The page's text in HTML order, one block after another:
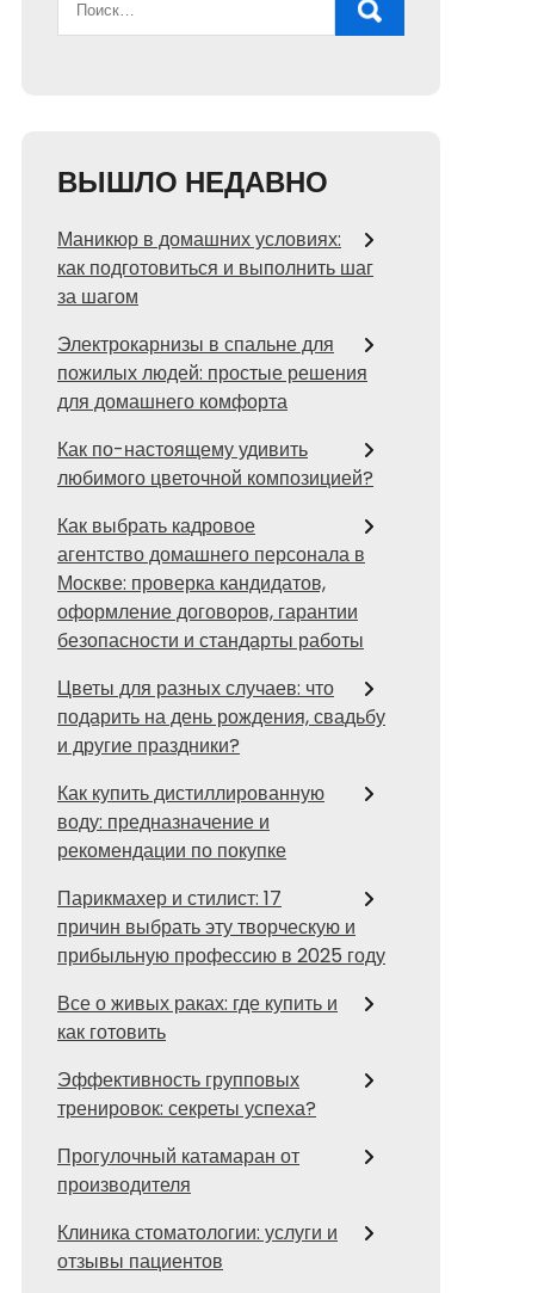
ВЫШЛО НЕДАВНО
Маникюр в домашних условиях:
как подготовиться и выполнить шаг
за шагом
Электрокарнизы в спальне для
пожилых людей: простые решения
для домашнего комфорта
Как по-настоящему удивить
любимого цветочной композицией?
Как выбрать кадровое
агентство домашнего персонала в
Москве: проверка кандидатов,
оформление договоров, гарантии
безопасности и стандарты работы
Цветы для разных случаев: что
подарить на день рождения, свадьбу
и другие праздники?
Как купить дистиллированную
воду: предназначение и
рекомендации по покупке
Парикмахер и стилист: 17
причин выбрать эту творческую и
прибыльную профессию в 2025 году
Все о живых раках: где купить и
как готовить
Эффективность групповых
тренировок: секреты успеха?
Прогулочный катамаран от
производителя
Клиника стоматологии: услуги и
отзывы пациентов